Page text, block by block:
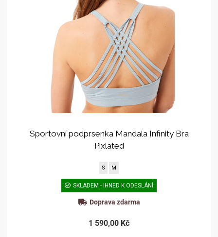
Sportovní podprsenka Mandala Infinity Bra
Pixlated
S M
SKLADEM - IHNED K ODESLÁNÍ
Doprava zdarma
1 590,00 Kč